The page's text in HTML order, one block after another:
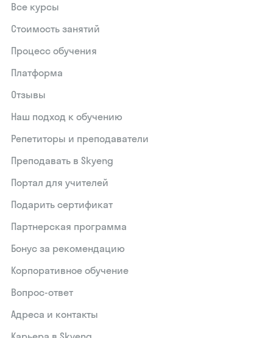
Все курсы
Стоимость занятий
Процесс обучения
Платформа
Отзывы
Наш подход к обучению
Репетиторы и преподаватели
Преподавать в Skyeng
Портал для учителей
Подарить сертификат
Партнерская программа
Бонус за рекомендацию
Корпоративное обучение
Вопрос-ответ
Адреса и контакты